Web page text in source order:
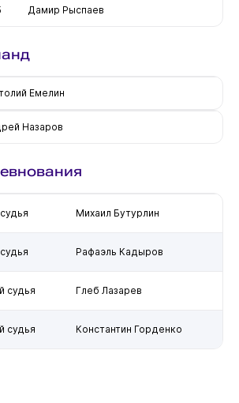
Дамир Рыспаев
Емелин
Назаров
Михаил Бутурлин
Рафаэль Кадыров
судья Глеб Лазарев
судья Константин Горденко